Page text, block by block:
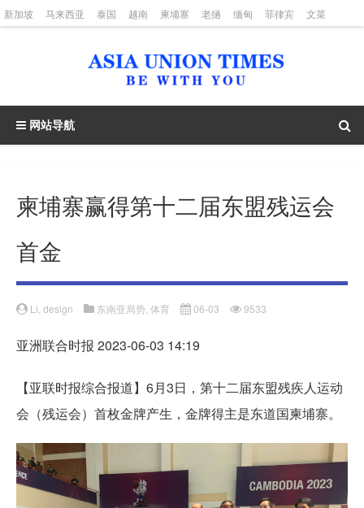
新加坡 马来西亚 泰国 越南 柬埔寨 老撾 缅甸 菲律宾
文菜
网站导航
柬埔寨赢得第十二届东盟残运会
首金
Li, design 东南亚局势 体育 06-03 9533
亚洲联合时报 2023-06-03 14:19
【亚联时报综合报道】6月3日，第十二届东盟残疾人运动
会（残运会）首枚金牌产生，金牌得主是东道国柬埔寨。